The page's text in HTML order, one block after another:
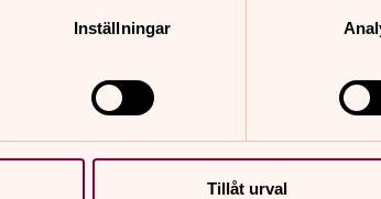
Inställningar
Tillåt urval
för inställningar.